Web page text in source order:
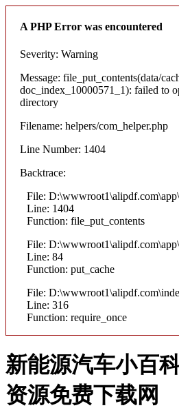
A PHP Error was encountered
Severity: Warning
Message: file_put_contents(data/
doc_index_10000571_1): failed to
directory
Filename: helpers/com_helper.php
Line Number: 1404
Backtrace:
File:
Line: 1404
Function: file_put_contents
File:
Line: 84
Function: put_cache
File:
Line: 316
Function: require_once
新能源汽车小百
资源免费下载网